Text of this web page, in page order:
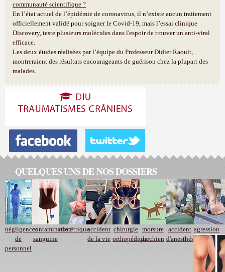
communauté scientifique ?
En l’état actuel de l’épidémie de coronavirus, il n’existe aucun traitement
officiellement validé pour soigner le Covid-19, mais l’essai clinique
Discovery, teste plusieurs molécules dans l'espoir de trouver un anti-viral
efficace.
Les deux études réalisées par l’équipe du Professeur Didier Raoult,
montreraient des résultats encourageants de guérison chez la plupart des
malades.
QUELQUES UNS DE NOS DOSSIERS
négligences
de
personnel
contamination
sanguine
obstétriqueaccident
de la vie
chirurgie
orthopédique
morsure
de chien
accident
d'anesthésie
agression